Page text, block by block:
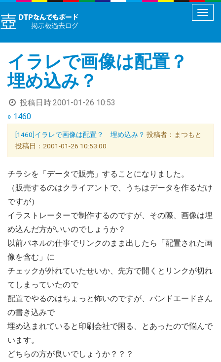
メ
ュ
イラレで画像は配置？
埋め込み？
投稿日時:2001-01-26 10:53
» 1460
[1460]イラレで画像は配置？ 埋め込み？ 投稿者：まつもと
投稿日：2001-01-26 10:53:00
チラシを「データで販売」することになりました。
（販売するのはクライアントで、うちはデータを作るだけ
ですが）
イラストレーターで制作するのですが、その際、画像は埋
め込んだ方がいいのでしょうか？
以前パネルの仕事でリンクのまま出したら「配置された画
像を含む」に
チェックが外れていたせいか、先方で開くとリンクが切れ
てしまっていたので
配置でやるのはちょっと怖いのですが、バンドエードさん
の書き込みで
埋め込まれていると印刷会社で困る、とあったので悩んで
います。
どちらの方が良いでしょうか？？？